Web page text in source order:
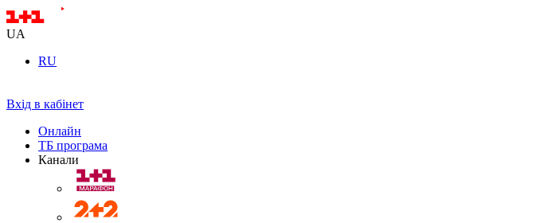
UA
RU
Вхід в кабінет
Онлайн
ТБ програма
Канали